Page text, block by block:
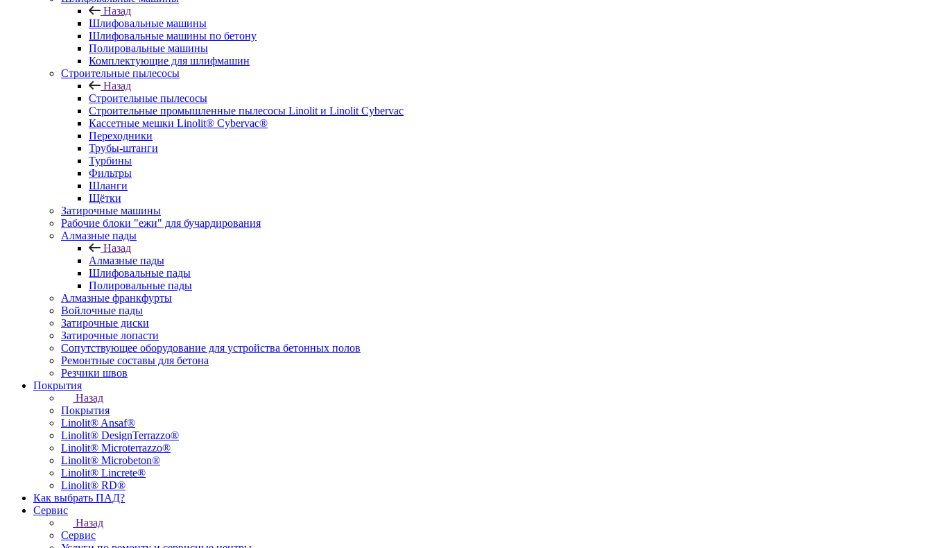
Назад
Шлифовальные машины
Шлифовальные машины по бетону
Полировальные машины
Комплектующие для шлифмашин
Строительные пылесосы
Назад
Строительные пылесосы
Строительные промышленные пылесосы Linolit и Linolit Cybervac
Кассетные мешки Linolit® Cybervac®
Переходники
Трубы-штанги
Турбины
Фильтры
Шланги
Щётки
Затирочные машины
Рабочие блоки "ежи" для бучардирования
Алмазные пады
Назад
Алмазные пады
Шлифовальные пады
Полировальные пады
Алмазные франкфурты
Войлочные пады
Затирочные диски
Затирочные лопасти
Сопутствующее оборудование для устройства бетонных полов
Ремонтные составы для бетона
Резчики швов
Покрытия
Назад
Покрытия
Linolit® Ansaf®
Linolit® DesignTerrazzo®
Linolit® Microterrazzo®
Linolit® Microbeton®
Linolit® Lincrete®
Linolit® RD®
Как выбрать ПАД?
Сервис
Назад
Сервис